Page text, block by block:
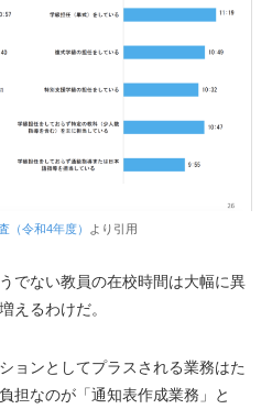
（令和4年度） より引用
でない教員の在校時間は大幅に異
えるわけだ。
ョンとしてプラスされる業務はた
担なのが「通知表作成業務」と